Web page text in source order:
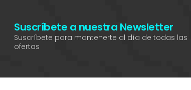
Suscríbete a nuestra Newsletter
Suscríbete para mantenerte al día de todas las
ofertas